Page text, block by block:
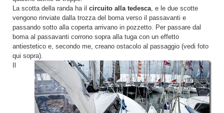
La scotta della randa ha il circuito alla tedesca , e le due scotte
vengono rinviate dalla trozza del boma verso il passavanti e
passando sotto alla coperta arrivano in pozzetto. Per passare dal
boma al passavanti corrono sopra alla tuga con un effetto
antiestetico e, secondo me, creano ostacolo al passaggio (vedi foto
qui sopra).